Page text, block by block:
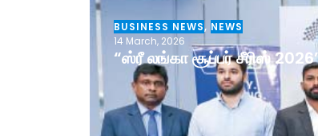
BUSINESS NEWS, NEWS
14 March, 2026
“ஸ்ரீ லங்கா சூப்பர் சீரிஸ்